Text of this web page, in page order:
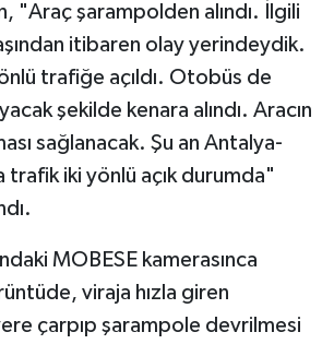
"Araç şarampolden alındı. İlgili
itibaren olay yerindeydik.
trafiğe açıldı. Otobüs de
şekilde kenara alındı. Aracın
sağlanacak. Şu an Antalya-
trafik iki yönlü açık durumda"
MOBESE kamerasınca
viraja hızla giren
çarpıp şarampole devrilmesi